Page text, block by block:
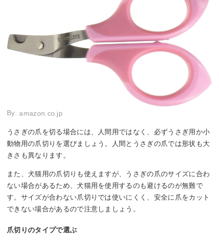
By:amazon.co.jp
うさぎの爪を切る場合には、人間用ではなく、必ずうさぎ用か小
動物用の爪切りを選びましょう。人間とうさぎの爪では形状も大
きさも異なります。
また、犬猫用の爪切りも使えますが、うさぎの爪のサイズに合わ
ない場合があるため、犬猫用を使用するのも避けるのが無難で
す。サイズが合わない爪切りでは使いにくく、安全に爪をカット
できない場合があるので注意しましょう。
爪切りのタイプで選ぶ